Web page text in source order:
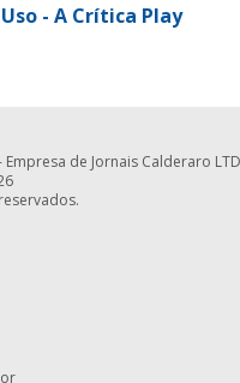
- A Crítica Play
Empresa de Jornais Calderaro